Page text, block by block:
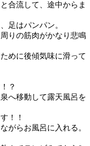
合流して、途中からま
足はパンパン。
りの筋肉がかなり悲鳴
めに後傾気味に滑って
？
へ移動して露天風呂を
！！
がらお風呂に入れる。